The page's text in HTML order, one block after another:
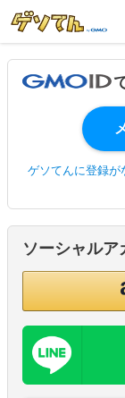
ゲソてんに登録が
ソーシャル